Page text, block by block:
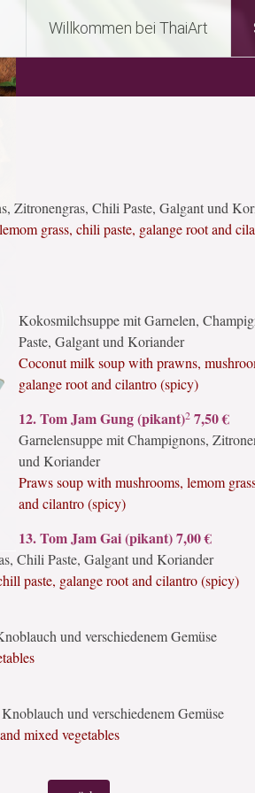
Willkommen bei ThaiArt
Zitronengras, Chili Paste, Galgant und
grass, chili paste, galange root and
Kokosmilchsuppe mit Garnelen,
Paste, Galgant und Koriander
Coconut milk soup with prawns,
galange root and cilantro (spicy)
12. Tom Jam Gung (pikant)2 7,50 €
Garnelensuppe mit Champignons,
und Koriander
Praws soup with mushrooms, lemom
and cilantro (spicy)
13. Tom Jam Gai (pikant) 7,00 €
Chili Paste, Galgant und Koriander
paste, galange root and cilantro (spicy)
und verschiedenem Gemüse
und verschiedenem Gemüse
mixed vegetables